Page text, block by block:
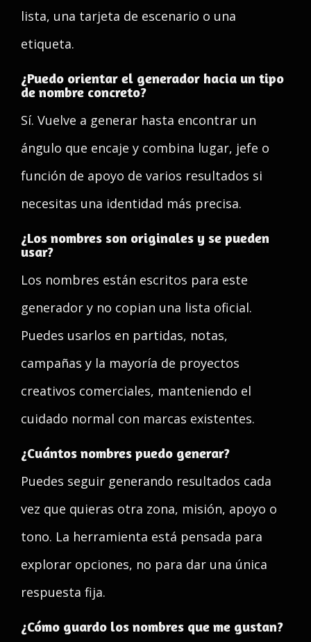
lista, una tarjeta de escenario o una
etiqueta.
¿Puedo orientar el generador hacia un tipo
de nombre concreto?
Sí. Vuelve a generar hasta encontrar un
ángulo que encaje y combina lugar, jefe o
función de apoyo de varios resultados si
necesitas una identidad más precisa.
¿Los nombres son originales y se pueden
usar?
Los nombres están escritos para este
generador y no copian una lista oficial.
Puedes usarlos en partidas, notas,
campañas y la mayoría de proyectos
creativos comerciales, manteniendo el
cuidado normal con marcas existentes.
¿Cuántos nombres puedo generar?
Puedes seguir generando resultados cada
vez que quieras otra zona, misión, apoyo o
tono. La herramienta está pensada para
explorar opciones, no para dar una única
respuesta fija.
¿Cómo guardo los nombres que me gustan?